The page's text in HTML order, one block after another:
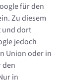
für den
Zu diesem
und dort
jedoch
Union oder in
den
in